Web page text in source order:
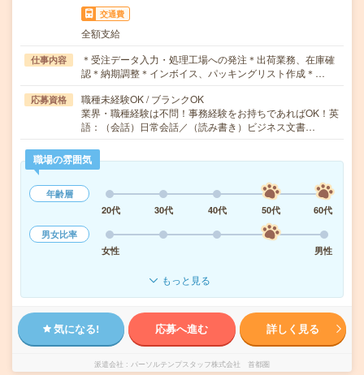
交通費
全額支給
仕事内容
＊受注データ入力・処理工場への発注＊出荷業務、在庫確
認＊納期調整＊インボイス、パッキングリスト作成＊…
応募資格
職種未経験OK / ブランクOK
業界・職種経験は不問！事務経験をお持ちであればOK！英
語：（会話）日常会話／（読み書き）ビジネス文書…
職場の雰囲気
年齢層
20代
30代 40代 50代
60代
男女比率
女性
男性
もっと見る
気になる! 応募へ進む 詳しく見る
派遣会社 パーソルテンプスタッフ株式会社 首都圏